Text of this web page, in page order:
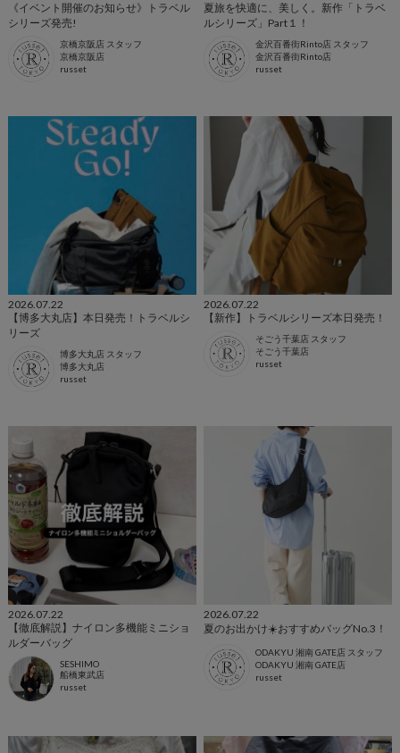
《イベント開催のお知らせ》トラベル
シリーズ発売!
京橋京阪店 スタッフ
京橋京阪店
russet
夏旅を快適に、美しく。新作「トラベ
ルシリーズ」Part１！
金沢百番街Rinto店 スタッフ
金沢百番街Rinto店
russet
2026.07.22
【博多大丸店】本日発売！トラベルシ
リーズ
博多大丸店 スタッフ
博多大丸店
russet
2026.07.22
【新作】トラベルシリーズ本日発売！
そごう千葉店 スタッフ
そごう千葉店
russet
2026.07.22
【徹底解説】ナイロン多機能ミニショ
ルダーバッグ
SESHIMO
船橋東武店
russet
2026.07.22
夏のお出かけ☀️おすすめバッグNo.3！
ODAKYU 湘南 GATE店 スタッフ
ODAKYU 湘南 GATE店
russet